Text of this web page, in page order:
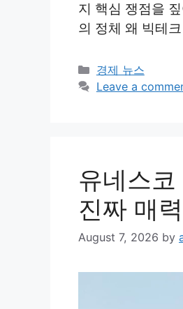
지 핵심 쟁점을
의 정체 왜 빅테
Categories
경제 뉴스
Leave a
유네스
진짜 매력
August 7, 2026 by